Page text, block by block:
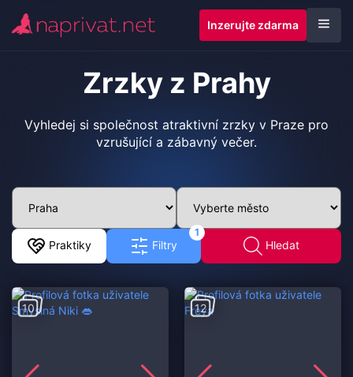
Inzerujte zdarma
Zrzky z Prahy
Vyhledej si společnost atraktivní zrzky v Praze pro
vzrušující a zábavný večer.
Praktiky
1
Filtry Hledat
10 12